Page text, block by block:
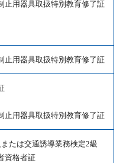
止用器具取扱特別教育修了証
止用器具取扱特別教育修了証
止用器具取扱特別教育修了証
たは交通誘導業務検定2級
資格者証